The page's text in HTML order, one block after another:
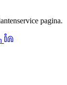
pagina.